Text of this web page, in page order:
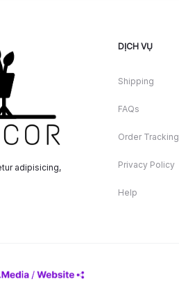
adipisicing,
DỊCH VỤ
Shipping
FAQs
Order Tracking
Privacy Policy
Help